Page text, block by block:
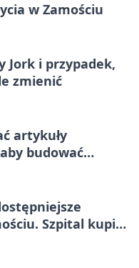
w Zamościu
Jork i przypadek,
zmienić
artykuły
budować
Szpital kupi